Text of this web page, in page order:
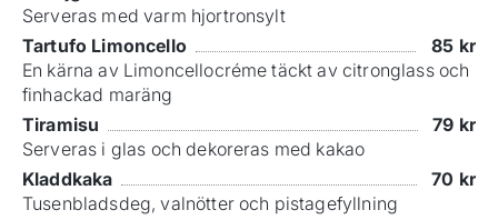
Serveras med varm hjortronsylt
Tartufo Limoncello
85 kr
En kärna av Limoncellocréme täckt av citronglass och
finhackad maräng
Tiramisu
79 kr
Serveras i glas och dekoreras med kakao
Kladdkaka
70 kr
Tusenbladsdeg, valnötter och pistagefyllning